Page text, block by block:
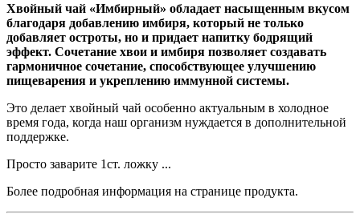
Хвойный чай «Имбирный» обладает насыщенным вкусом
благодаря добавлению имбиря, который не только
добавляет остроты, но и придает напитку бодрящий
эффект. Сочетание хвои и имбиря позволяет создавать
гармоничное сочетание, способствующее улучшению
пищеварения и укреплению иммунной системы.
Это делает хвойный чай особенно актуальным в холодное
время года, когда наш организм нуждается в дополнительной
поддержке.
Просто заварите 1ст. ложку ...
Более подробная информация на странице продукта.